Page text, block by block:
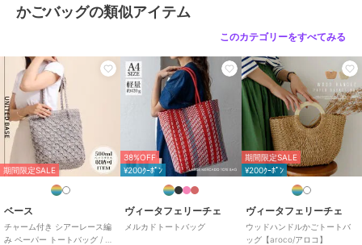
幾何学柄/その他柄
み
中（幅21～30cm以下）
マリン・プール/
軽量 700ｇ以下
かごバッグ
幾何学柄/その他柄/
透かし編
中（幅21～30cm以下） / ラ
イフスタイル/マリン・プール
/
軽量 700ｇ以下
原産国 中国
かごバッグの類似アイテム
このカテゴリーをすべてみる
期間限定SALE
ベース
チャーム付き シアーレース編
み ペーパー トートバッグ / レ
38%OFF
¥200ｸｰﾎﾟﾝ
ヴィータフェリーチェ
メルカドトートバッグ
期間限定SALE
¥200ｸｰﾎﾟﾝ
ヴィータフェリーチェ
ウッドハンドルかごトートバ
ッグ【aroco/アロコ】